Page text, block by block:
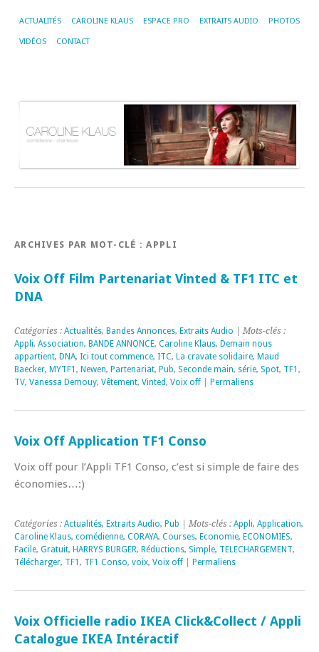
ACTUALITÉS CAROLINE KLAUS ESPACE PRO EXTRAITS AUDIO PHOTOS
VIDÉOS CONTACT
ARCHIVES PAR MOT-CLÉ :APPLI
Voix Off Film Partenariat Vinted & TF1 ITC et
DNA
Catégories : Actualités, Bandes Annonces, Extraits Audio | Mots-clés :
Appli, Association, BANDE ANNONCE, Caroline Klaus, Demain nous
appartient, DNA, Ici tout commence, ITC, La cravate solidaire, Maud
Baecker, MYTF1 , Newen, Partenariat, Pub, Seconde main, série, Spot, TF1 ,
TV, Vanessa Demouy, Vêtement, Vinted, Voix off Permaliens
Voix Off Application TF1 Conso
Voix off pour l’Appli TF1 Conso, c’est si simple de faire des
économies…:)
Catégories : Actualités, Extraits Audio, Pub | Mots-clés : Appli, Application,
Caroline Klaus, comédienne, CORAYA, Courses, Economie, ECONOMIES,
Facile, Gratuit, HARRYS BURGER, Réductions, Simple, TELECHARGEMENT,
Télécharger, TF1 , TF1 Conso, voix, Voix off Permaliens
Voix Officielle radio IKEA Click&Collect / Appli
Catalogue IKEA Intéractif